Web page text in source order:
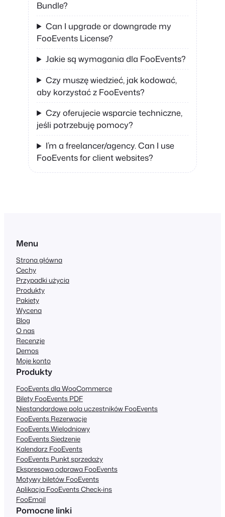
Bundle?
Can I upgrade or downgrade my
FooEvents License?
Jakie są wymagania dla FooEvents?
Czy muszę wiedzieć, jak kodować,
aby korzystać z FooEvents?
Czy oferujecie wsparcie techniczne,
jeśli potrzebuję pomocy?
I’m a freelancer/agency. Can I use
FooEvents for client websites?
Menu
Strona główna
Cechy
Przypadki użycia
Produkty
Pakiety
Wycena
Blog
O nas
Recenzje
Demos
Moje konto
Produkty
FooEvents dla WooCommerce
Bilety FooEvents PDF
Niestandardowe pola uczestników FooEvents
FooEvents Rezerwacje
FooEvents Wielodniowy
FooEvents Siedzenie
Kalendarz FooEvents
FooEvents Punkt sprzedaży
Ekspresowa odprawa FooEvents
Motywy biletów FooEvents
Aplikacja FooEvents Check-ins
FooEmail
Pomocne linki